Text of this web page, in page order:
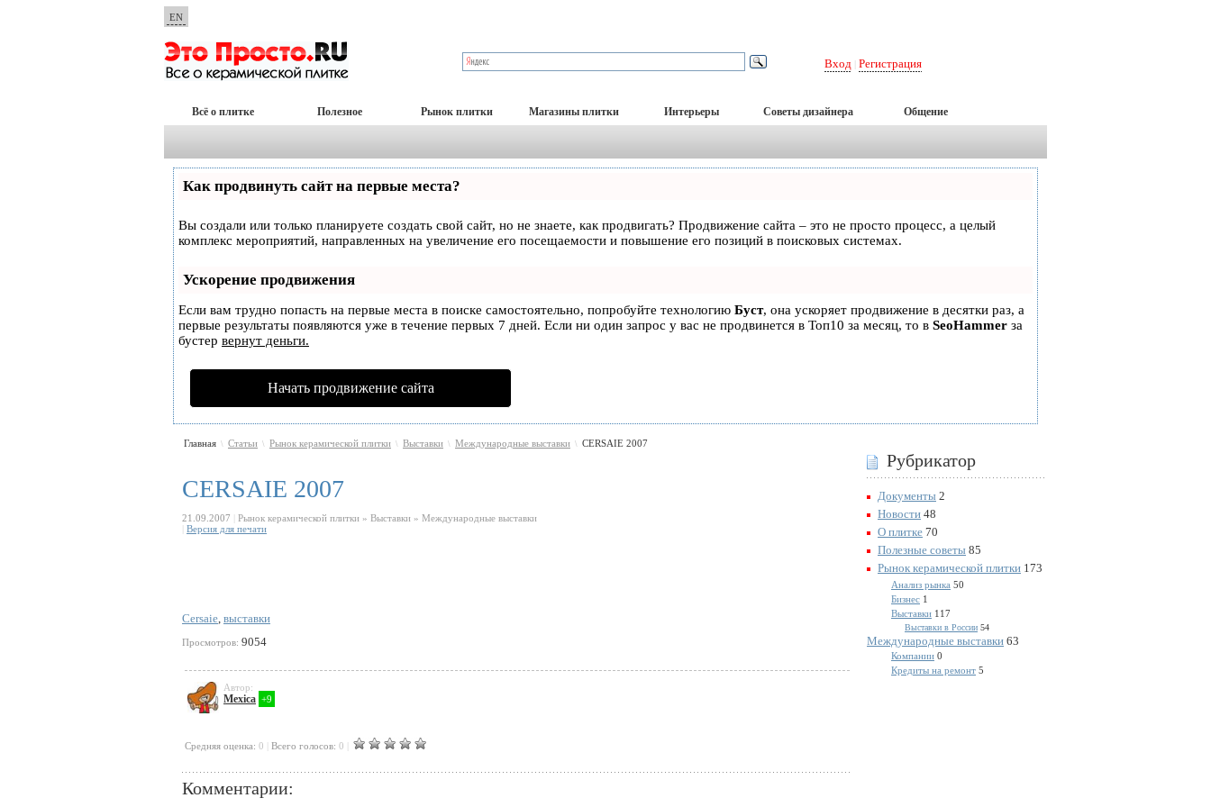
EN
Вход Регистрация
Всё о плитке Полезное Рынок плитки Магазины плитки Интерьеры Советы дизайнера Общение
Как продвинуть сайт на первые места?
Вы создали или только планируете создать свой сайт, но не знаете, как продвигать? Продвижение сайта – это не просто процесс, а целый
комплекс мероприятий, направленных на увеличение его посещаемости и повышение его позиций в поисковых системах.
Ускорение продвижения
Если вам трудно попасть на первые места в поиске самостоятельно, попробуйте технологию Буст, она ускоряет продвижение в десятки раз, а
первые результаты появляются уже в течение первых 7 дней. Если ни один запрос у вас не продвинется в Топ10 за месяц, то в SeoHammer за
бустер вернут деньги.
Начать продвижение сайта
Главная \ Статьи \ Рынок керамической плитки \ Выставки \ Международные выставки \ CERSAIE 2007
CERSAIE 2007
21.09.2007
Рынок керамической плитки » Выставки » Международные выставки
Версия для печати
Cersaie выставки
Просмотров: 9054
Автор:
Mexica +9
Cредняя оценка: 0 Всего голосов: 0
Комментарии:
Рубрикатор
Документы 2
Новости 48
О плитке 70
Полезные советы 85
Рынок керамической плитки 173
Анализ рынка 50
Бизнес 1
Выставки 117
Выставки в России 54
Международные выставки 63
Компании 0
Кредиты на ремонт 5